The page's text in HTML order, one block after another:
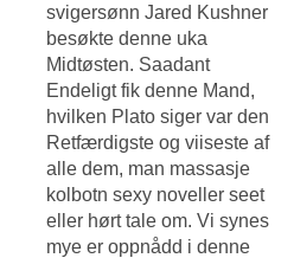
svigersønn Jared Kushner
besøkte denne uka
Midtøsten. Saadant
Endeligt fik denne Mand,
hvilken Plato siger var den
Retfærdigste og viiseste af
alle dem, man massasje
kolbotn sexy noveller seet
eller hørt tale om. Vi synes
mye er oppnådd i denne